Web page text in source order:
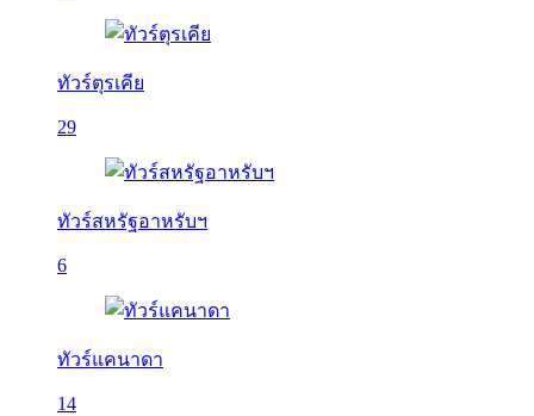
ทัวร์ตุรเคีย
29
ทัวร์สหรัฐอาหรับฯ
6
ทัวร์แคนาดา
14